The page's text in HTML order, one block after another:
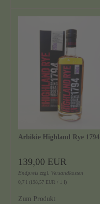
Arbikie Highland Rye 1794
139,00 EUR
Endpreis zzgl. Versandkosten
0,7 l (198,57 EUR / 1 l)
Zum Produkt